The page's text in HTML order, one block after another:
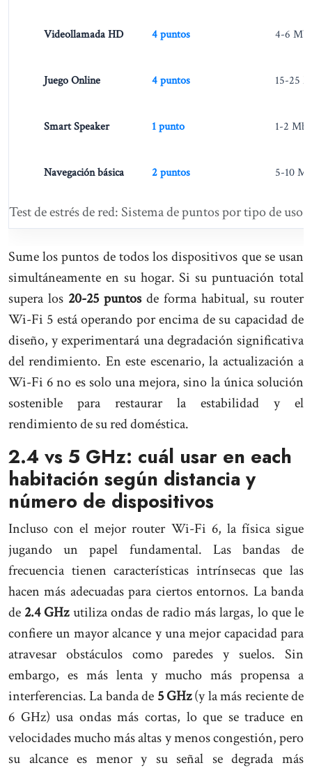
Test de estrés de red: Sistema de puntos por tipo de uso
Videollamada HD 4 puntos 4-6
Juego Online 4 puntos 15-25
Smart Speaker 1 punto 1-2
Navegación básica 2 puntos 5-10
Sume los puntos de todos los dispositivos que se usan
simultáneamente en su hogar. Si su puntuación total
supera los 20-25 puntosde forma habitual, su router
Wi-Fi 5 está operando por encima de su capacidad de
diseño, y experimentará una degradación significativa
del rendimiento. En este escenario, la actualización a
Wi-Fi 6 no es solo una mejora, sino la única solución
sostenible para restaurar la estabilidad y el
rendimiento de su red doméstica.
2.4 vs 5 GHz: cuál usar en each
habitación según distancia y
número de dispositivos
Incluso con el mejor router Wi-Fi 6, la física sigue
jugando un papel fundamental. Las bandas de
frecuencia tienen características intrínsecas que las
hacen más adecuadas para ciertos entornos. La banda
de 2.4 GHzutiliza ondas de radio más largas, lo que le
confiere un mayor alcance y una mejor capacidad para
atravesar obstáculos como paredes y suelos. Sin
embargo, es más lenta y mucho más propensa a
interferencias. La banda de 5 GHz(y la más reciente de
6 GHz) usa ondas más cortas, lo que se traduce en
velocidades mucho más altas y menos congestión, pero
su alcance es menor y su señal se degrada más